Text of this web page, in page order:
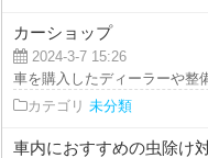
カーショップ
2024-3-7 15:26
車を購入したディーラーや整
カテゴリ 未分類
車内におすすめの虫除け